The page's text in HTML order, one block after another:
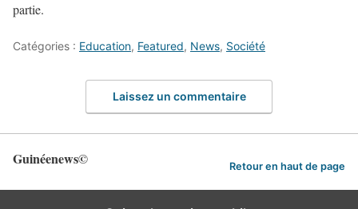
partie.
Catégories : Education, Featured, News, Société
Laissez un commentaire
Guinéenews© Retour en haut de page